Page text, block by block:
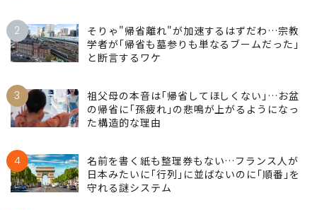
2
そりゃ"帰省離れ"が加速するはずだわ…宗教
学者が｢帰省も墓参りも単なるブームだった｣
と断言するワケ
3
祖父母の本音は｢帰省してほしくない｣…お盆
の帰省に｢孫疲れ｣の悲鳴が上がるようになっ
た構造的な理由
4
名前を書く紙も整理券もない…フランス人が
日本みたいに｢行列｣に並ばないのに｢順番｣を
守れる謎システム